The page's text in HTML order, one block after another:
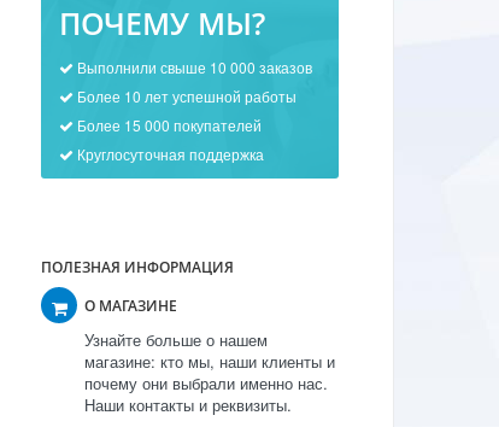
ПОЧЕМУ МЫ?
Выполнили свыше 10 000 заказов
Более 10 лет успешной работы
Более 15 000 покупателей
Круглосуточная поддержка
ПОЛЕЗНАЯ ИНФОРМАЦИЯ
О МАГАЗИНЕ
Узнайте больше о нашем
магазине: кто мы, наши клиенты и
почему они выбрали именно нас.
Наши контакты и реквизиты.